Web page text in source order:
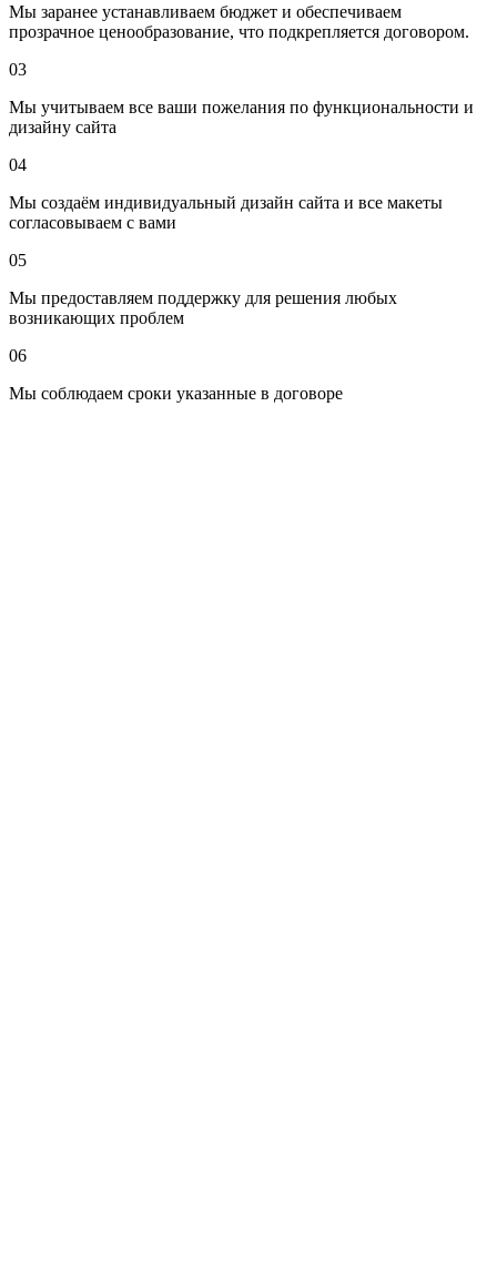
преимуществ)
Качественные изображения или видео
Если у вас нет опыта в написании продающих текстов, можно
привлечь копирайтера или воспользоваться услугами
3. Выберите исполнителя
занимаются разработкой landing page. Обратите внимание на:
Портфолио выполненных работ
Отзывы клиентов
Уровень квалификации (верстка, дизайн, SEO-
Мы заранее устанавливаем бюджет и обеспечиваем
прозрачное ценообразование, что подкрепляется договором.
03
Мы учитываем все ваши пожелания по функциональности и
дизайну сайта
04
Мы создаём индивидуальный дизайн сайта и все макеты
согласовываем с вами
05
Мы предоставляем поддержку для решения любых
возникающих проблем
06
Мы соблюдаем сроки указанные в договоре